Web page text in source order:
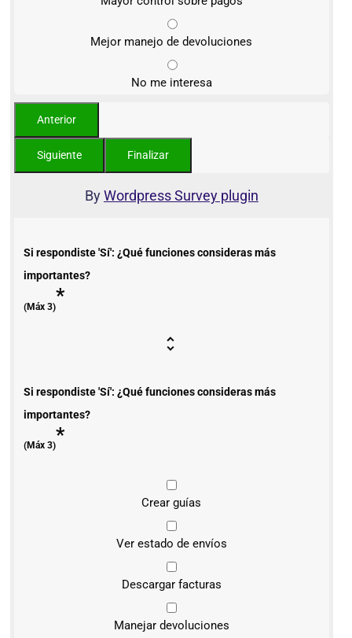
Mejor manejo de devoluciones
No me interesa
ByWordpress Survey plugin
Si respondiste 'Sí': ¿Qué funciones consideras más
importantes?
(Máx 3)*
Si respondiste 'Sí': ¿Qué funciones consideras más
importantes?
(Máx 3)*
Crear guías
Ver estado de envíos
Descargar facturas
Manejar devoluciones